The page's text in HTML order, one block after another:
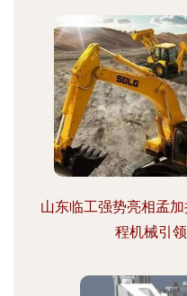
山东临工强势亮相孟
程机械引